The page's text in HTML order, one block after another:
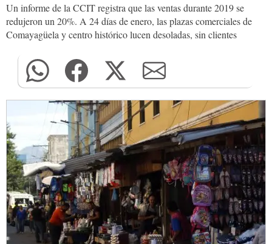
Un informe de la CCIT registra que las ventas durante 2019 se
redujeron un 20%. A 24 días de enero, las plazas comerciales de
Comayagüela y centro histórico lucen desoladas, sin clientes